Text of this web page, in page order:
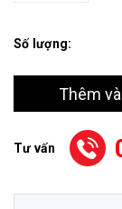
Số lượng:
Thêm
Tư vấn